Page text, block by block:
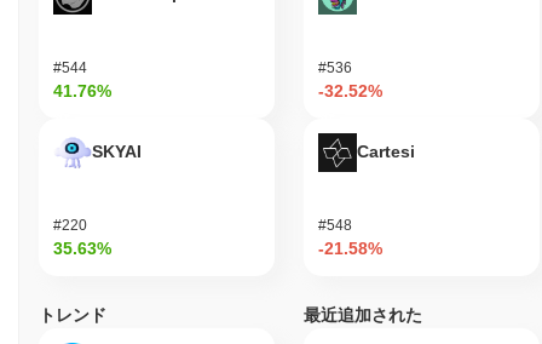
#544
41.76%
SKYAI
#220
35.63%
#536
-32.52%
Cartesi
#548
-21.58%
トレンド 最近追加された